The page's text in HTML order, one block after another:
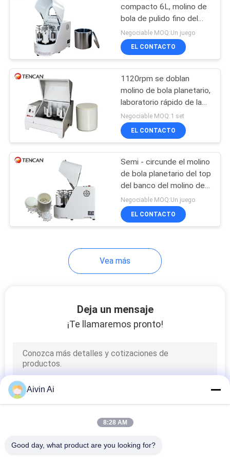
medios del molino
de bola
máquina de la
trituradora del polvo
Mezcladora del
Polvo que tamiza la
máquina
compacto 6L, molino de
bola de pulido fino del
uso multi
Negociable MOQ:Un juego
EL CONTACTO
1120rpm se doblan
molino de bola planetario,
laboratorio rápido de la
amoladora del molino de
bola de la disipación de
calor
Negociable MOQ:1 set
EL CONTACTO
Semi - circunde el molino
de bola planetario del top
del banco del molino de
bola de la forma 4L para
el experimento
Negociable MOQ:Un juego
EL CONTACTO
Vea más
Deja un mensaje
¡Te llamaremos pronto!
Aivin Ai
8:28 AM
Good day, what product are you looking for?